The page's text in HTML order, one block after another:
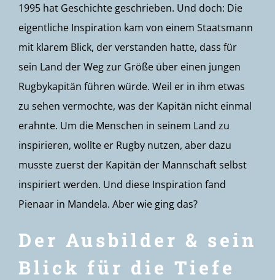
1995 hat Geschichte geschrieben. Und doch: Die
eigentliche Inspiration kam von einem Staatsmann
mit klarem Blick, der verstanden hatte, dass für
sein Land der Weg zur Größe über einen jungen
Rugbykapitän führen würde. Weil er in ihm etwas
zu sehen vermochte, was der Kapitän nicht einmal
erahnte. Um die Menschen in seinem Land zu
inspirieren, wollte er Rugby nutzen, aber dazu
musste zuerst der Kapitän der Mannschaft selbst
inspiriert werden. Und diese Inspiration fand
Pienaar in Mandela. Aber wie ging das?
Der Ausbilder & sein
Blick für die Tiefe